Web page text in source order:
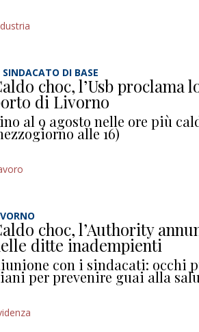
SINDACATO DI BASE
choc, l’Usb proclama
di Livorno
al 9 agosto nelle ore più
alle 16)
choc, l’Authority
ditte inadempienti
con i sindacati: occhi
per prevenire guai alla